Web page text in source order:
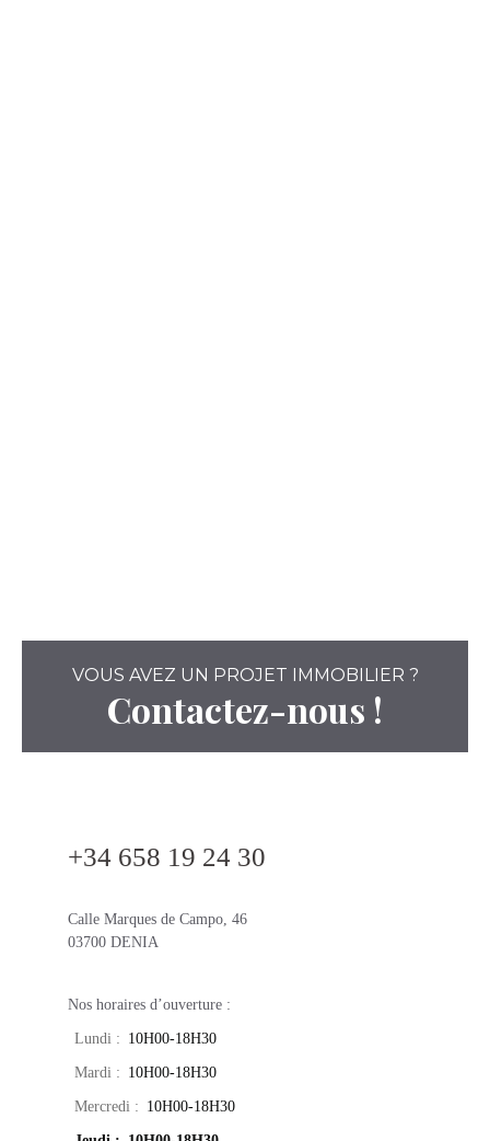
VOUS AVEZ UN PROJET IMMOBILIER ?
Contactez-nous !
+34 658 19 24 30
Calle Marques de Campo, 46
03700 DENIA
Nos horaires d’ouverture :
Lundi : 10H00-18H30
Mardi : 10H00-18H30
Mercredi : 10H00-18H30